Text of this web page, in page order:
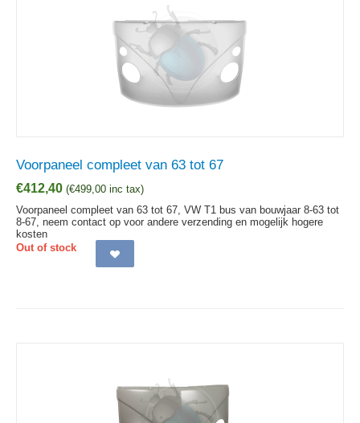
Voorpaneel compleet van 63 tot 67
€412,40 (€499,00 inc tax)
Voorpaneel compleet van 63 tot 67, VW T1 bus van bouwjaar 8-63 tot
8-67, neem contact op voor andere verzending en mogelijk hogere
kosten
Out of stock